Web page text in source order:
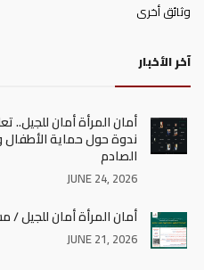
وثائق أخرى
آخر الأخبار
أمان المرأة أمان للجيل..
ندوة حول حماية الأطفال
الصادم
JUNE 24, 2026
أمان المرأة أمان للجيل /
JUNE 21, 2026